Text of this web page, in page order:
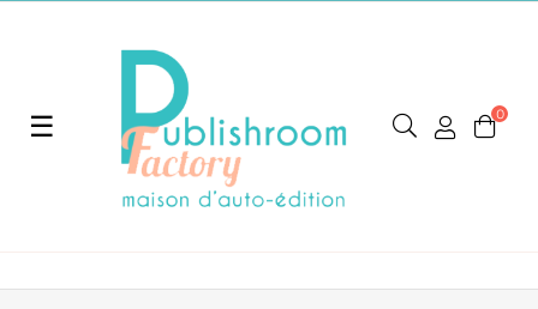
Basculer
navigation
☰ 0